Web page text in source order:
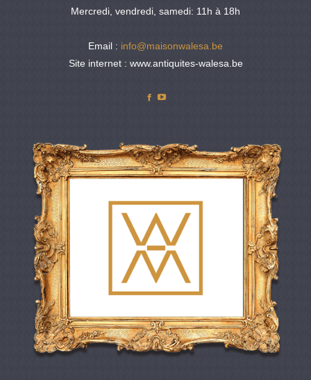
Mercredi, vendredi, samedi: 11h à 18h
Email : info@maisonwalesa.be
Site internet : www.antiquites-walesa.be
Facebook